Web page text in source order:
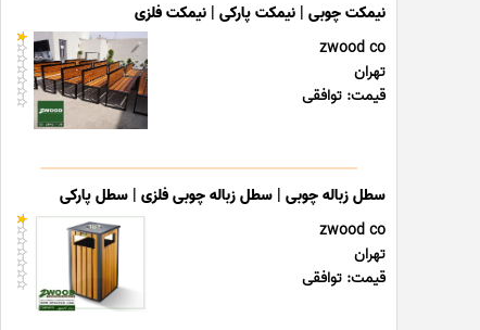
نیمکت چوبی | نیمکت پارکی | نیمکت فلزی
zwood co
تهران
قیمت: توافقی
سطل زباله چوبی | سطل زباله چوبی فلزی | سطل پارکی
zwood co
تهران
قیمت: توافقی